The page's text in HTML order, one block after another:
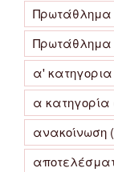
Πρωτάθλημα
Πρωτάθλημα
α' κατηγορια
α κατηγορία
ανακοίνωση